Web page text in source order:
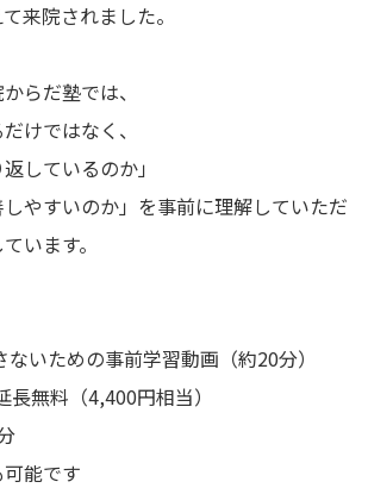
来院されました。
らだ塾では、
けではなく、
しているのか」
しやすいのか」を事前に理解していただ
います。
いための事前学習動画（約20分）
無料（4,400円相当）
能です